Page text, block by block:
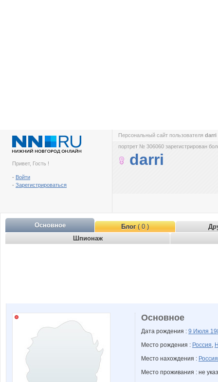
Привет, Гость !
- Войти
- Зарегистрироваться
Персональный сайт пользователя darri
портрет № 306060 зарегистрирован
darri
Основное Блог( 0 )
Шпионаж
Основное
Дата рождения : 9 Июля
Место рождения : Россия,
Место нахождения : Россия
Место проживания : не